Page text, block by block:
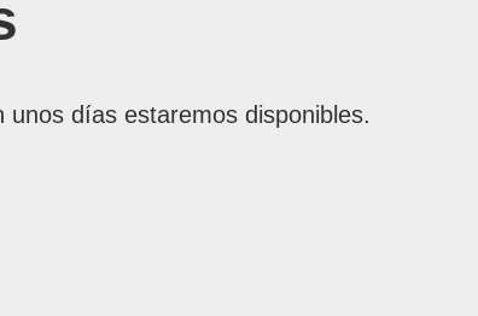
unos días estaremos disponibles.